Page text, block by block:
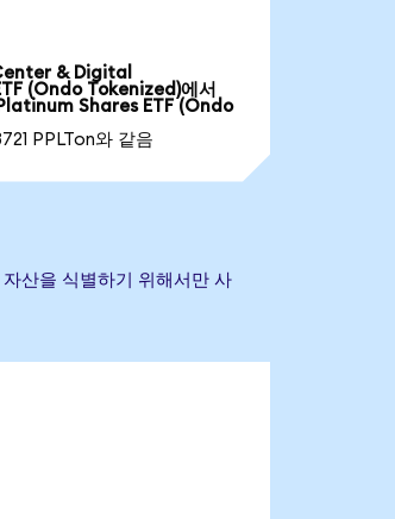
& Digital
(Ondo Tokenized)에서
Shares ETF (Ondo
PPLTon와 같음
산을 식별하기 위해서만 사